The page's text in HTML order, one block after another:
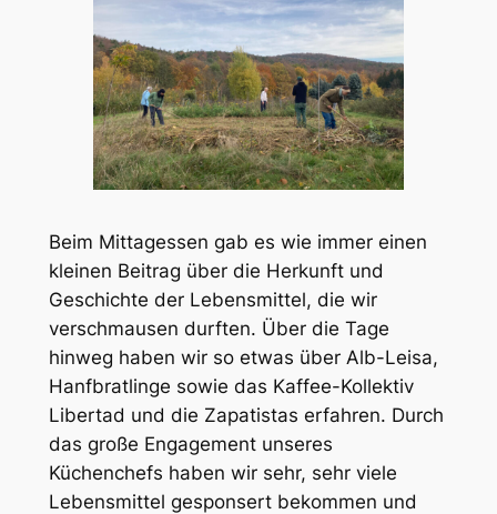
Beim Mittagessen gab es wie immer einen
kleinen Beitrag über die Herkunft und
Geschichte der Lebensmittel, die wir
verschmausen durften. Über die Tage
hinweg haben wir so etwas über Alb-Leisa,
Hanfbratlinge sowie das Kaffee-Kollektiv
Libertad und die Zapatistas erfahren. Durch
das große Engagement unseres
Küchenchefs haben wir sehr, sehr viele
Lebensmittel gesponsert bekommen und